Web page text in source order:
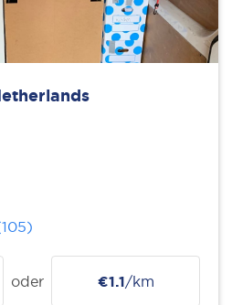
oder €1.1/km